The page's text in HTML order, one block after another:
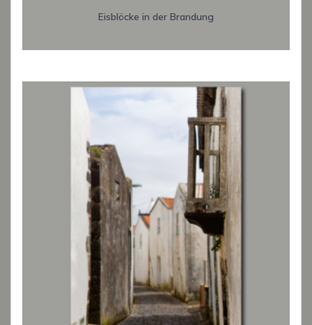
Eisblöcke in der Brandung